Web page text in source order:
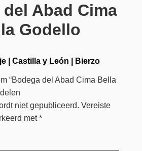
Abad Cima
Godello
|Castilla y León Bierzo
“Bodega del Abad Cima Bella
niet gepubliceerd. Vereiste
met*